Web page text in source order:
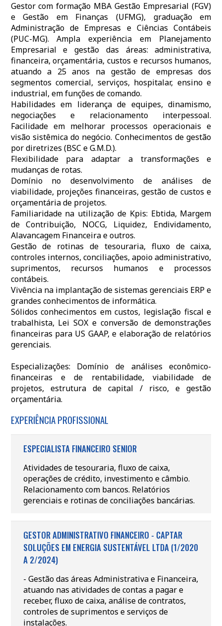
Gestor com formação MBA Gestão Empresarial (FGV)
e Gestão em Finanças (UFMG), graduação em
Administração de Empresas e Ciências Contábeis
(PUC-MG). Ampla experiência em Planejamento
Empresarial e gestão das áreas: administrativa,
financeira, orçamentária, custos e recursos humanos,
atuando a 25 anos na gestão de empresas dos
segmentos comercial, serviços, hospitalar, ensino e
industrial, em funções de comando.
Habilidades em liderança de equipes, dinamismo,
negociações e relacionamento interpessoal.
Facilidade em melhorar processos operacionais e
visão sistêmica do negócio. Conhecimentos de gestão
por diretrizes (BSC e G.M.D.).
Flexibilidade para adaptar a transformações e
mudanças de rotas.
Domínio no desenvolvimento de análises de
viabilidade, projeções financeiras, gestão de custos e
orçamentária de projetos.
Familiaridade na utilização de Kpis: Ebtida, Margem
de Contribuição, NOCG, Liquidez, Endividamento,
Alavancagem Financeira e outros.
Gestão de rotinas de tesouraria, fluxo de caixa,
controles internos, conciliações, apoio administrativo,
suprimentos, recursos humanos e processos
contábeis.
Vivência na implantação de sistemas gerenciais ERP e
grandes conhecimentos de informática.
Sólidos conhecimentos em custos, legislação fiscal e
trabalhista, Lei SOX e conversão de demonstrações
financeiras para US GAAP, e elaboração de relatórios
gerenciais.
Especializações: Domínio de análises econômico-
financeiras e de rentabilidade, viabilidade de
projetos, estrutura de capital / risco, e gestão
orçamentária.
EXPERIÊNCIA PROFISSIONAL
ESPECIALISTA FINANCEIRO SENIOR
Atividades de tesouraria, fluxo de caixa,
operações de crédito, investimento e câmbio.
Relacionamento com bancos. Relatórios
gerenciais e rotinas de conciliações bancárias.
GESTOR ADMINISTRATIVO FINANCEIRO - CAPTAR
SOLUÇÕES EM ENERGIA SUSTENTÁVEL LTDA (1/2020
A 2/2024)
- Gestão das áreas Administrativa e Financeira,
atuando nas atividades de contas a pagar e
receber, fluxo de caixa, análise de contratos,
controles de suprimentos e serviços de
instalações.